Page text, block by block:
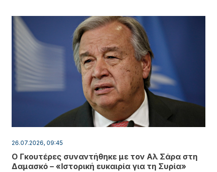
26.07.2026, 09:45
Ο Γκουτέρες συναντήθηκε με τον Αλ Σάρα στη
Δαμασκό – «Ιστορική ευκαιρία για τη Συρία»